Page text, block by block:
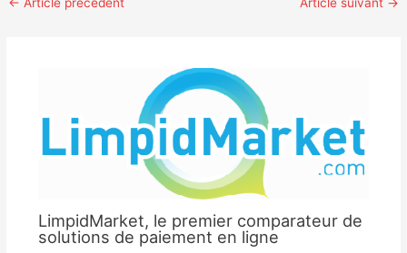
LimpidMarket, le premier comparateur de
solutions de paiement en ligne